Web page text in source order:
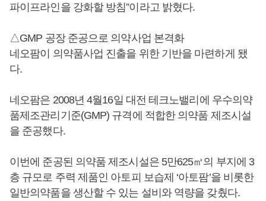
파이프라인을 강화할 방침”이라고 밝혔다.
△GMP 공장 준공으로 의약사업 본격화
네오팜이 의약품사업 진출을 위한 기반을 마련하게 됐
다.
네오팜은 2008년 4월16일 대전 테크노밸리에 우수의약
품제조관리기준(GMP) 규격에 적합한 의약품 제조시설
을 준공했다.
이번에 준공된 의약품 제조시설은 5만625㎡의 부지에 3
층 규모로 주력 제품인 아토피 보습제 ‘아토팜’을 비롯한
일반의약품을 생산할 수 있는 설비와 역량을 갖췄다.